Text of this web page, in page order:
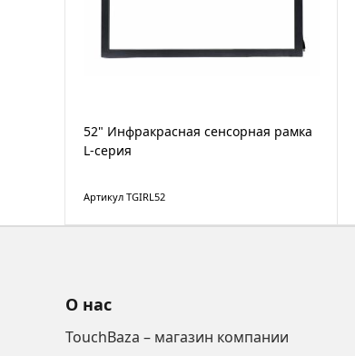
52" Инфракрасная сенсорная рамка
L-серия
Артикул TGIRL52
О нас
TouchBaza – магазин компании